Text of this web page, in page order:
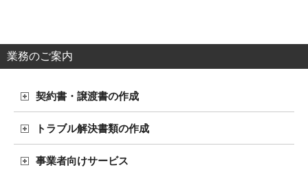
業務のご案内
契約書・譲渡書の作成
トラブル解決書類の作成
事業者向けサービス